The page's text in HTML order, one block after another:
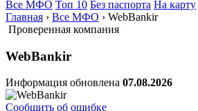
Все МФО Топ 10 Без паспорта На карту
Главная › Все МФО › WebBankir
Проверенная компания
WebBankir
Информация обновлена 07.08.2026
Сообщить об ошибке